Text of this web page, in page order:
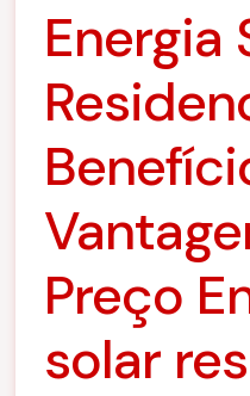
Energia
Preço
solar